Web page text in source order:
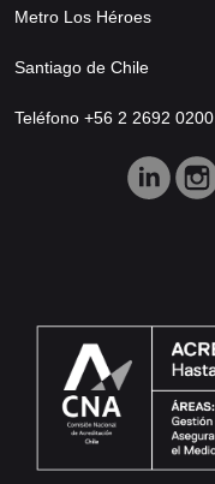
Metro Los Héroes
Santiago de Chile
Teléfono +56 2 2692 0200